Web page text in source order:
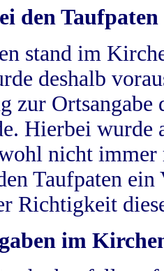
den Taufpaten
stand im
deshalb
zur
Hierbei wurde
nicht
Taufpaten
Richtigkeit
im